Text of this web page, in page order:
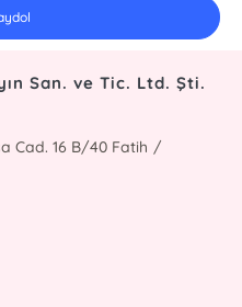
San. ve Tic. Ltd. Şti.
Cad. 16 B/40 Fatih /